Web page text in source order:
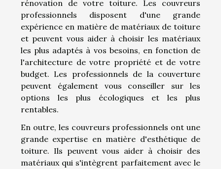
rénovation de votre toiture. Les couvreurs
professionnels disposent d'une grande
expérience en matière de matériaux de toiture
et peuvent vous aider à choisir les matériaux
les plus adaptés à vos besoins, en fonction de
l'architecture de votre propriété et de votre
budget. Les professionnels de la couverture
peuvent également vous conseiller sur les
options les plus écologiques et les plus
rentables.
En outre, les couvreurs professionnels ont une
grande expertise en matière d'esthétique de
toiture. Ils peuvent vous aider à choisir des
matériaux qui s'intègrent parfaitement avec le